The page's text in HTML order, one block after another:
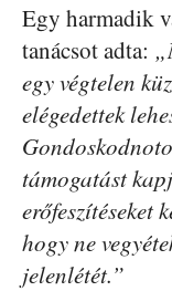
Egy harmadik
tanácsot adta:
egy végtelen
elégedettek
támogatást
erőfeszítéseket
hogy ne
jelenlétét.”